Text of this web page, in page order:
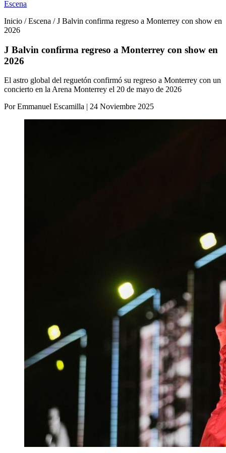
Escena
Inicio / Escena / J Balvin confirma regreso a Monterrey con show en
2026
J Balvin confirma regreso a Monterrey con show en
2026
El astro global del reguetón confirmó su regreso a Monterrey con un
concierto en la Arena Monterrey el 20 de mayo de 2026
Por Emmanuel Escamilla | 24 Noviembre 2025